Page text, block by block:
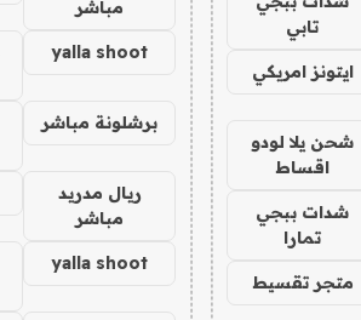
تابي
ايتونز امريكي
شحن يلا لودو
اقساط
شدات ببجي
تمارا
متجر تقسيط
مباشر
yalla shoot
برشلونة مباشر
ريال مدريد
مباشر
yalla shoot